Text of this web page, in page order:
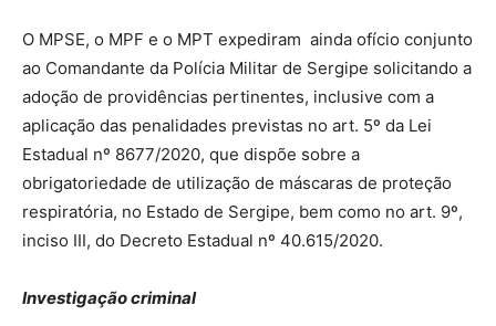
O MPSE, o MPF e o MPT expediram ainda ofício conjunto
ao Comandante da Polícia Militar de Sergipe solicitando a
adoção de providências pertinentes, inclusive com a
aplicação das penalidades previstas no art. 5º da Lei
Estadual nº 8677/2020, que dispõe sobre a
obrigatoriedade de utilização de máscaras de proteção
respiratória, no Estado de Sergipe, bem como no art. 9º,
inciso III, do Decreto Estadual nº 40.615/2020.
Investigação criminal